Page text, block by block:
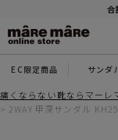
合
EC限定商品 サンダ
痛くならない靴ならマーレ
2WAY 甲深サンダル
人気ワード #コンフ